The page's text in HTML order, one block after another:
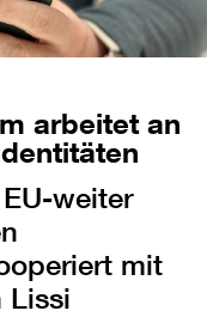
arbeitet an
weiter
mit
Lissi